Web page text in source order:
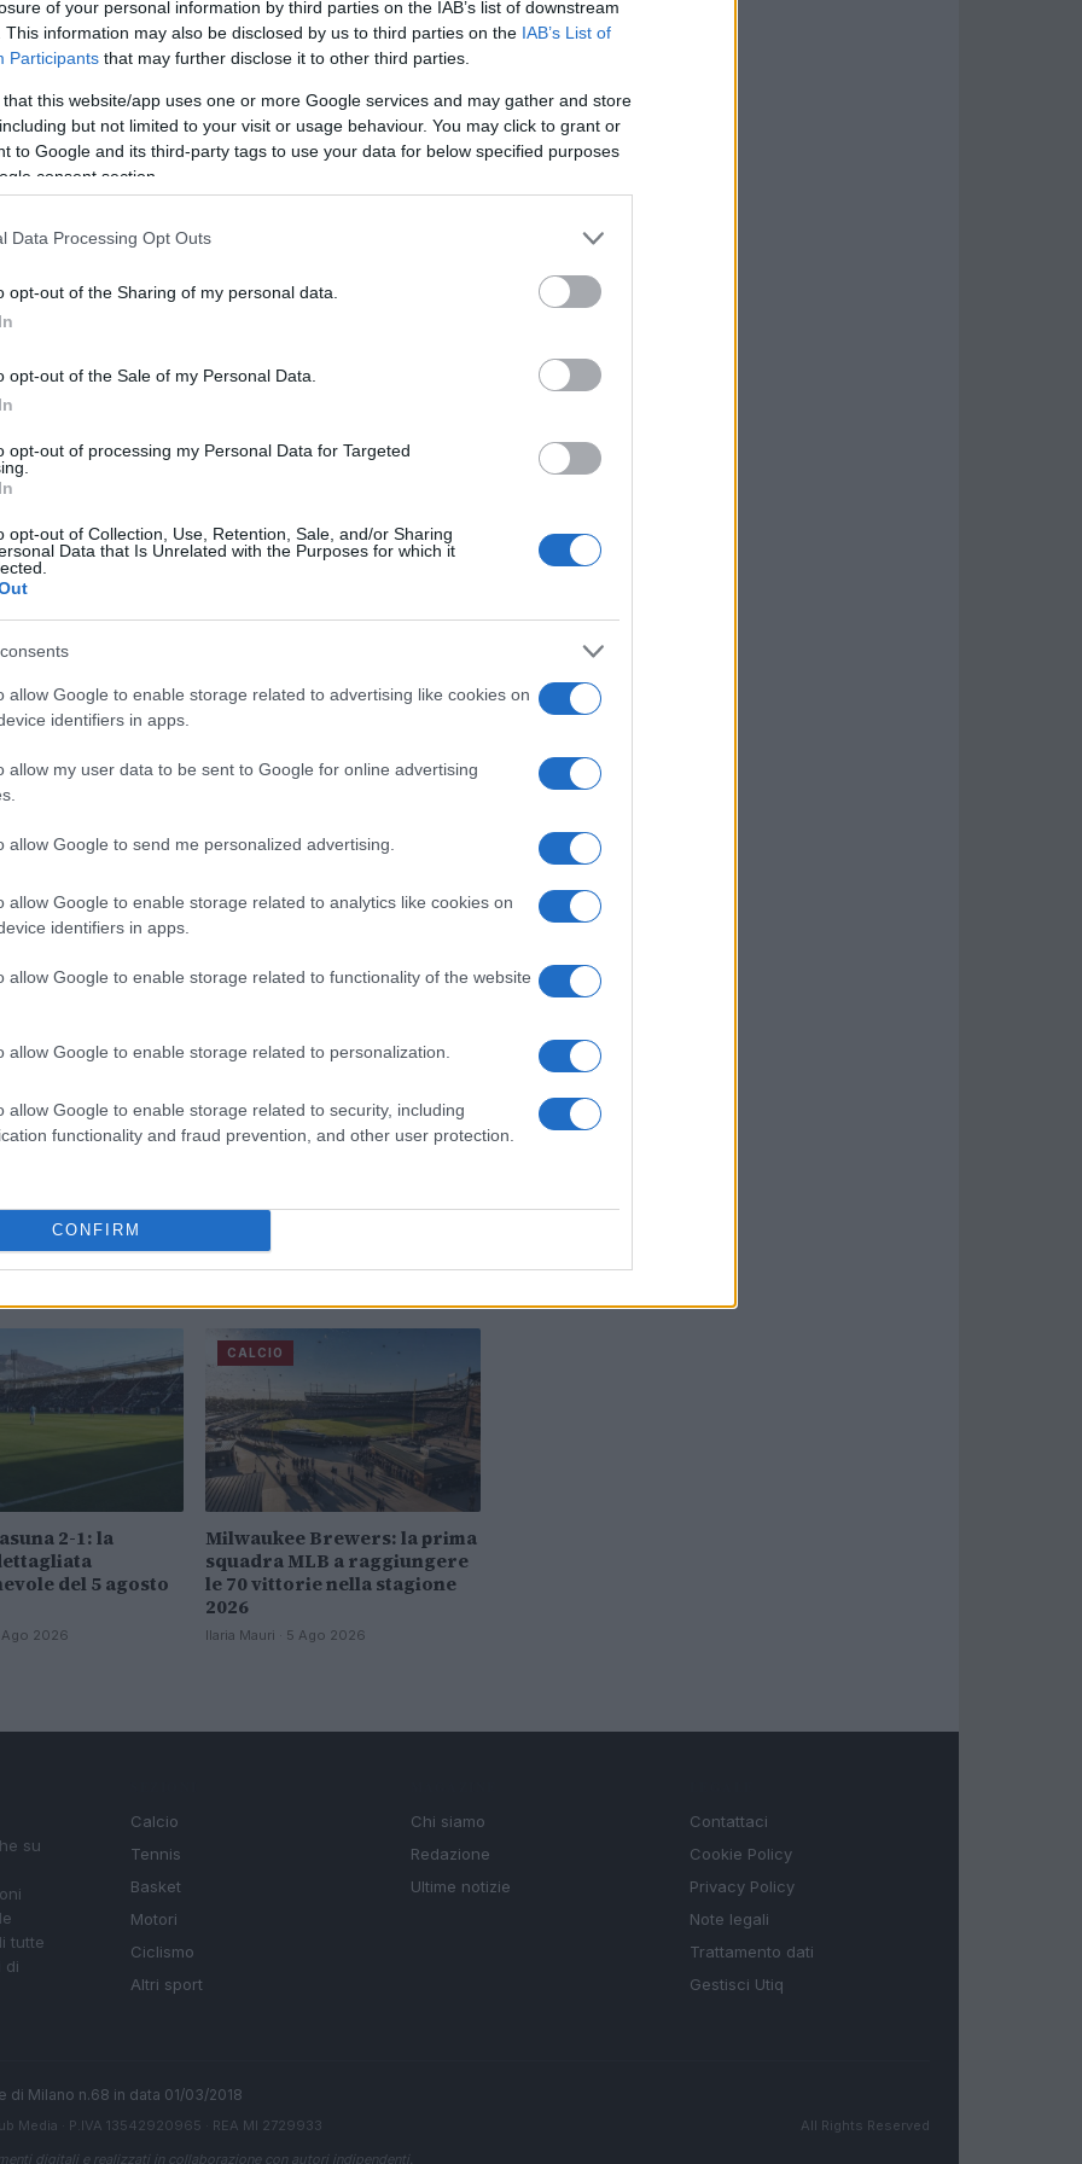
of your personal information by third parties on the IAB’s list of downstream
This information may also be disclosed by us to third parties on the IAB’s List of
Participants that may further disclose it to other third parties.
that this website/app uses one or more Google services and may gather and store
but not limited to your visit or usage behaviour. You may click to grant or
to Google and its third-party tags to use your data for below specified purposes
consent section.
Data Processing Opt Outs
opt-out of the Sharing of my personal data.
opt-out of the Sale of my Personal Data.
opt-out of processing my Personal Data for Targeted
opt-out of Collection, Use, Retention, Sale, and/or Sharing
Data that Is Unrelated with the Purposes for which it
allow Google to enable storage related to advertising like cookies on
identifiers in apps.
allow my user data to be sent to Google for online advertising
allow Google to send me personalized advertising.
allow Google to enable storage related to analytics like cookies on
identifiers in apps.
allow Google to enable storage related to functionality of the website
allow Google to enable storage related to personalization.
allow Google to enable storage related to security, including
functionality and fraud prevention, and other user protection.
CONFIRM
l’Udinese, Stefano Pioli ha dichiarato:
questi momenti. Anche tre anni fa
che col tempo tutto passa, ma non è
ragazzo speciale ed è sempre con noi”.
2-1: la
del 5 agosto
Ago 2026
CALCIO
Milwaukee Brewers: la prima
squadra MLB a raggiungere
le 70 vittorie nella stagione
2026
Ilaria Mauri · 5 Ago 2026
su
tutte
di
Calcio
Tennis
Basket
Motori
Ciclismo
Altri sport
Chi siamo
Redazione
Ultime notizie
Contattaci
Cookie Policy
Privacy Policy
Note legali
Trattamento dati
Gestisci Utiq
Milano n.68 in data 01/03/2018
Media · P.IVA 13542920965 · REA MI 2729933
All Rights Reserved
digitali e realizzati in collaborazione con autori indipendenti.